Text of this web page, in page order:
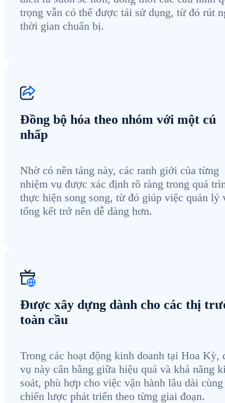
trọng vẫn có thể được tái sử dụng, từ đó rút
thời gian chuẩn bị.
Đồng bộ hóa theo nhóm với một cú
nhấp
Nhờ có nền tảng này, các ranh giới của từng
nhiệm vụ được xác định rõ ràng trong quá
thực hiện song song, từ đó giúp việc quản lý
tổng kết trở nên dễ dàng hơn.
Được xây dựng dành cho các thị
toàn cầu
Trong các hoạt động kinh doanh tại Hoa Kỳ,
vụ này cân bằng giữa hiệu quả và khả năng
soát, phù hợp cho việc vận hành lâu dài
chiến lược phát triển theo từng giai đoạn.